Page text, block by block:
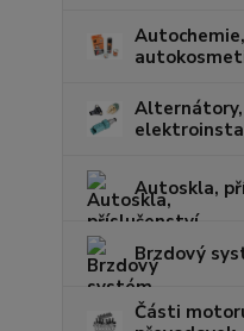
Autochemie,
Alternátory,
Autoskla,
Brzdový
Části